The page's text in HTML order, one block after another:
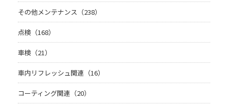
その他メンテナンス（238）
点検（168）
車検（21）
車内リフレッシュ関連（16）
コーティング関連（20）